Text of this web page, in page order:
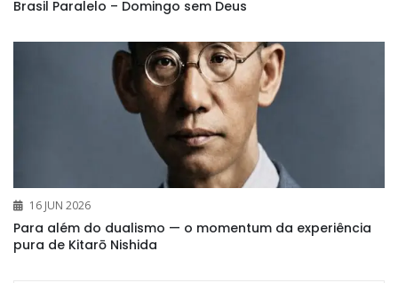
Brasil Paralelo – Domingo sem Deus
16 JUN 2026
Para além do dualismo — o momentum da experiência
pura de Kitarō Nishida